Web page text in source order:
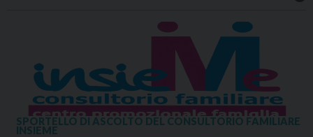
SPORTELLO DI ASCOLTO DEL CONSULTORIO FAMILIARE
INSIEME